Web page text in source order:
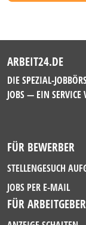
ARBEIT24.DE
DIE SPEZIAL-
JOBS — EIN SERVICE
FÜR BEWERBER
STELLENGESUCH
JOBS PER E-MAIL
FÜR ARBEITGEBER